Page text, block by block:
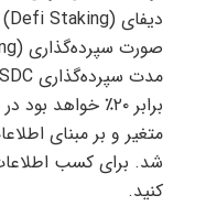
متغیر و بر مبنای
شد. برای کسب
کنید.